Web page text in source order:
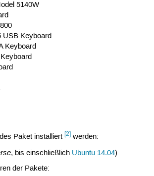
5140W
USB Keyboard
Keyboard
Paket installiert [2]werden:
, bis einschließlich Ubuntu 14.04)
der Pakete: